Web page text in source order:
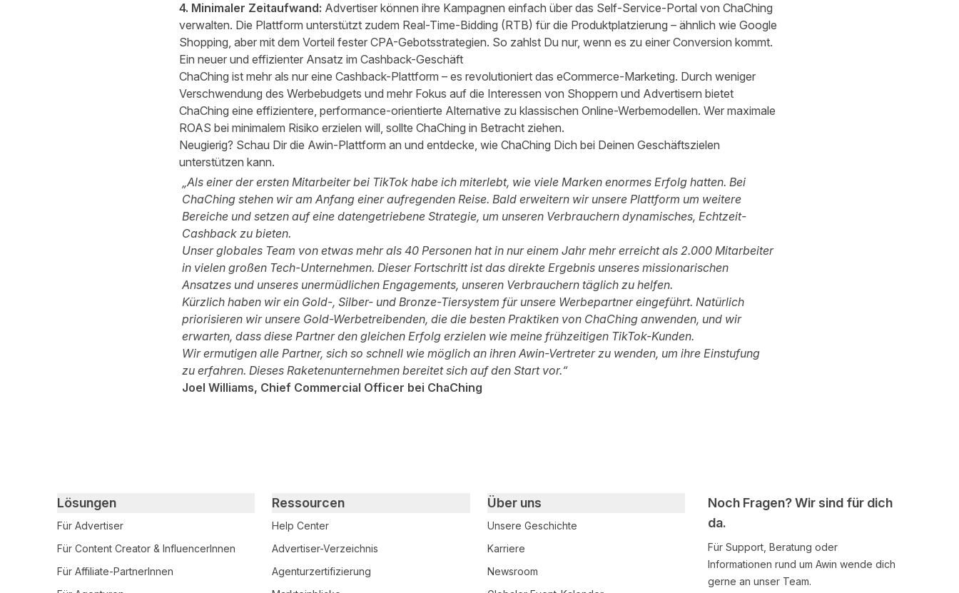
4. Minimaler Zeitaufwand: Advertiser können ihre Kampagnen einfach über das Self-Service-Portal von ChaChing
verwalten. Die Plattform unterstützt zudem Real-Time-Bidding (RTB) für die Produktplatzierung – ähnlich wie Google
Shopping, aber mit dem Vorteil fester CPA-Gebotsstrategien. So zahlst Du nur, wenn es zu einer Conversion kommt.
Ein neuer und effizienter Ansatz im Cashback-Geschäft
ChaChing ist mehr als nur eine Cashback-Plattform – es revolutioniert das eCommerce-Marketing. Durch weniger
Verschwendung des Werbebudgets und mehr Fokus auf die Interessen von Shoppern und Advertisern bietet
ChaChing eine effizientere, performance-orientierte Alternative zu klassischen Online-Werbemodellen. Wer maximale
ROAS bei minimalem Risiko erzielen will, sollte ChaChing in Betracht ziehen.
Neugierig? Schau Dir die Awin-Plattform an und entdecke, wie ChaChing Dich bei Deinen Geschäftszielen
unterstützen kann.
„Als einer der ersten Mitarbeiter bei TikTok habe ich miterlebt, wie viele Marken enormes Erfolg hatten. Bei
ChaChing stehen wir am Anfang einer aufregenden Reise. Bald erweitern wir unsere Plattform um weitere
Bereiche und setzen auf eine datengetriebene Strategie, um unseren Verbrauchern dynamisches, Echtzeit-
Cashback zu bieten.
Unser globales Team von etwas mehr als 40 Personen hat in nur einem Jahr mehr erreicht als 2.000 Mitarbeiter
in vielen großen Tech-Unternehmen. Dieser Fortschritt ist das direkte Ergebnis unseres missionarischen
Ansatzes und unseres unermüdlichen Engagements, unseren Verbrauchern täglich zu helfen.
Kürzlich haben wir ein Gold-, Silber- und Bronze-Tiersystem für unsere Werbepartner eingeführt. Natürlich
priorisieren wir unsere Gold-Werbetreibenden, die die besten Praktiken von ChaChing anwenden, und wir
erwarten, dass diese Partner den gleichen Erfolg erzielen wie meine frühzeitigen TikTok-Kunden.
Wir ermutigen alle Partner, sich so schnell wie möglich an ihren Awin-Vertreter zu wenden, um ihre Einstufung
zu erfahren. Dieses Raketenunternehmen bereitet sich auf den Start vor.“
Joel Williams, Chief Commercial Officer bei ChaChing
Noch Fragen? Wir sind für dich
da.
Für Support, Beratung oder
Informationen rund um Awin wende dich
gerne an unser Team.
Primary footer navigation
Lösungen
Für Advertiser
Für Content Creator & InfluencerInnen
Für Affiliate-PartnerInnen
Ressourcen
Help Center
Advertiser-Verzeichnis
Agenturzertifizierung
Über uns
Unsere Geschichte
Karriere
Newsroom